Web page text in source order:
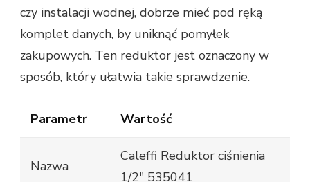
czy instalacji wodnej, dobrze mieć pod ręką
komplet danych, by uniknąć pomyłek
zakupowych. Ten reduktor jest oznaczony w
sposób, który ułatwia takie sprawdzenie.
Parametr Wartość
Nazwa
Caleffi Reduktor ciśnienia
1/2" 535041